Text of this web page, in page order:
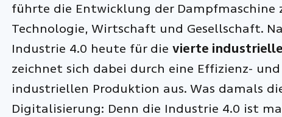
führte die Entwicklung der Dampfmaschine
Technologie, Wirtschaft und Gesellschaft.
Industrie 4.0 heute für dievierte
zeichnet sich dabei durch eine Effizienz-
industriellen Produktion aus. Was damals
Digitalisierung: Denn die Industrie 4.0 ist